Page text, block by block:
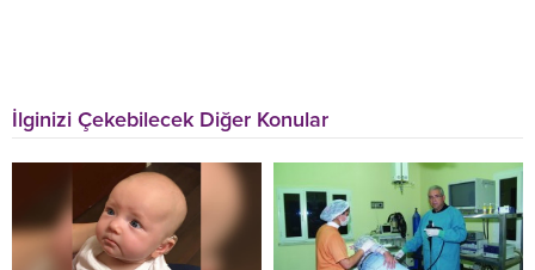
İlginizi Çekebilecek Diğer Konular